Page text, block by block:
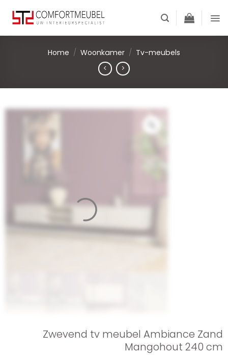
content
Home / Woonkamer / Tv-meubels
Zwevend tv meubel Ambiance Zand
Mangohout 240 cm